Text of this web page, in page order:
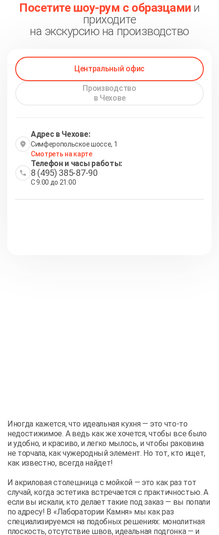
Посетите шоу-рум с образцами и
приходите
на экскурсию на производство
Центральный офис
Производство
в Чехове
Адрес в Чехове:
Симферопольское шоссе, 1
Смотреть на карте
Телефон и часы работы:
8 (495) 385-87-90
С 9:00 до 21:00
Иногда кажется, что идеальная кухня — это что-то
недостижимое. А ведь как же хочется, чтобы все было
и удобно, и красиво, и легко мылось, и чтобы раковина
не торчала, как чужеродный элемент. Но тот, кто ищет,
как известно, всегда найдет!
И акриловая столешница с мойкой — это как раз тот
случай, когда эстетика встречается с практичностью. А
если вы искали, кто делает такие под заказ — вы попали
по адресу! В «Лаборатории Камня» мы как раз
специализируемся на подобных решениях: монолитная
плоскость, отсутствие швов, идеальная подгонка — и